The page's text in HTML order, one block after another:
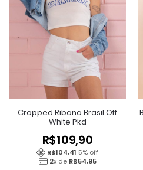
Cropped Ribana Brasil Off
White Pkd
R$109,90
R$104,41 5% off
2x de R$54,95